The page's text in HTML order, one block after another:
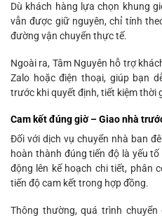
Dù khách hàng lựa chọn khung
vẫn được giữ nguyên, chỉ tính
đường vận chuyển thực tế.
Ngoài ra, Tâm Nguyên hỗ trợ
Zalo hoặc điện thoại, giúp bạn
trước khi quyết định, tiết kiệm thời
Cam kết đúng giờ – Giao nhà
Đối với dịch vụ chuyển nhà ban
hoàn thành đúng tiến độ là yếu
động lên kế hoạch chi tiết, phân
tiến độ cam kết trong hợp đồng.
Thông thường, quá trình